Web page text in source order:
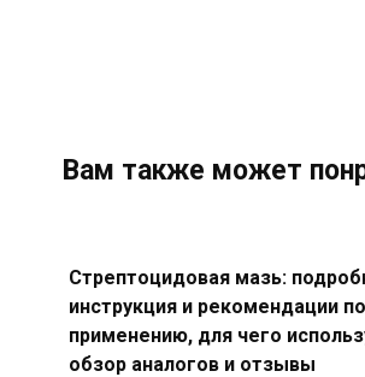
Вам также может
Стрептоцидовая мазь:
инструкция и рекомендации по
применению, для чего
обзор аналогов и отзывы